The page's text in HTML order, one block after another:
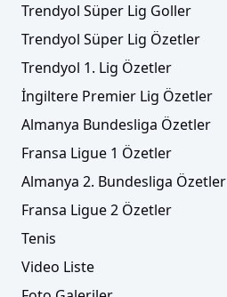
Trendyol Süper Lig Goller
Trendyol Süper Lig Özetler
Trendyol 1. Lig Özetler
İngiltere Premier Lig Özetler
Almanya Bundesliga Özetler
Fransa Ligue 1 Özetler
Almanya 2. Bundesliga Özetler
Fransa Ligue 2 Özetler
Tenis
Video Liste